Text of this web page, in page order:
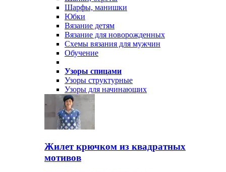
Шарфы, манишки
Юбки
Вязание детям
Вязание для новорожденных
Схемы вязания для мужчин
Обучение
Узоры спицами
Узоры структурные
Узоры для начинающих
Жилет крючком из квадратных
мотивов